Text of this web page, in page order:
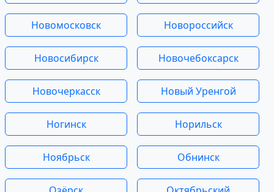
Новомосковск Новороссийск
Новосибирск Новочебоксарск
Новочеркасск Новый Уренгой
Ногинск Норильск
Ноябрьск Обнинск